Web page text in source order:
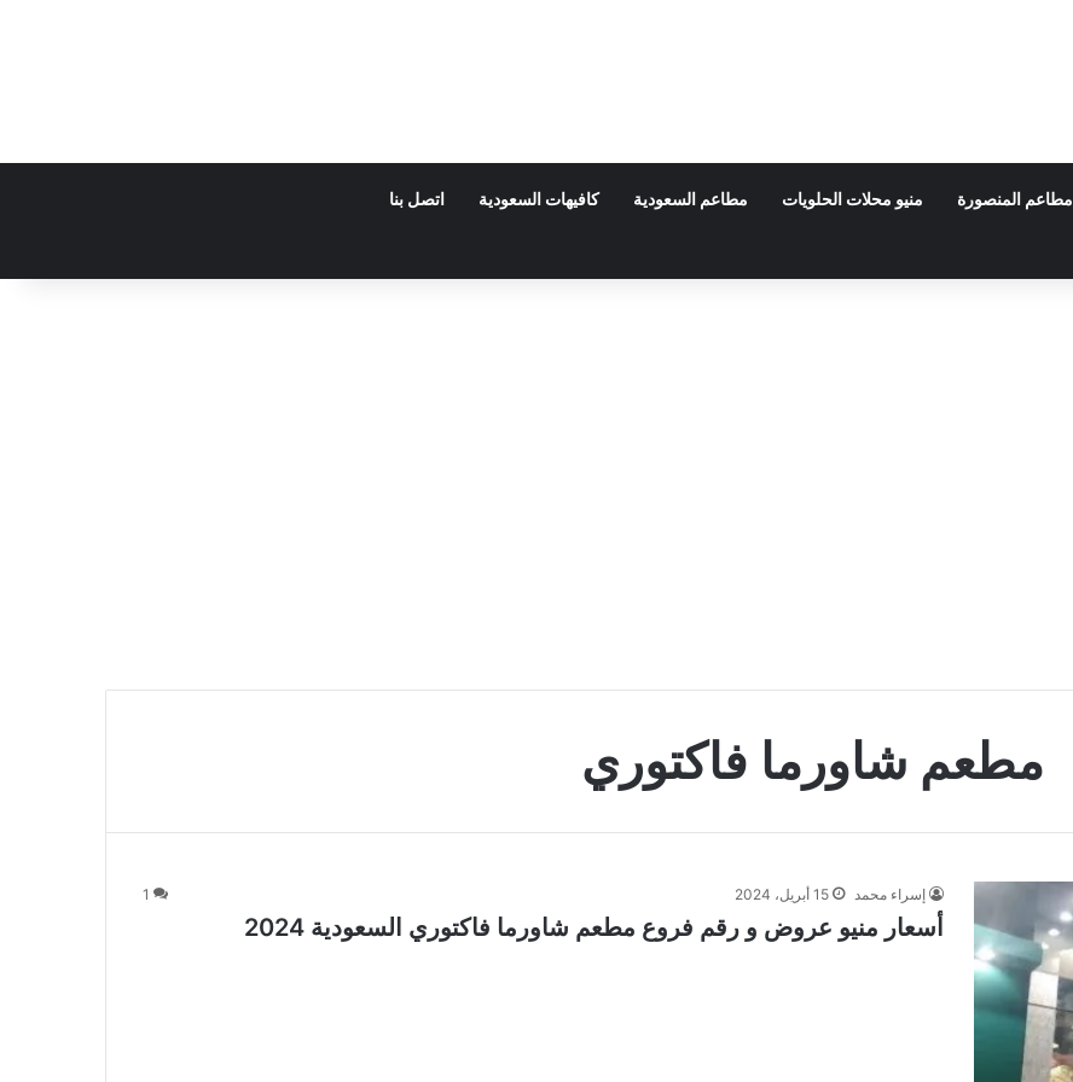
مطاعم المنصورة منيو محلات الحلويات مطاعم السعودية كافيهات السعودية اتصل بنا
مطعم شاورما فاكتوري
إسراء محمد 15 أبريل، 2024 1
أسعار منيو عروض و رقم فروع مطعم شاورما فاكتوري السعودية 2024